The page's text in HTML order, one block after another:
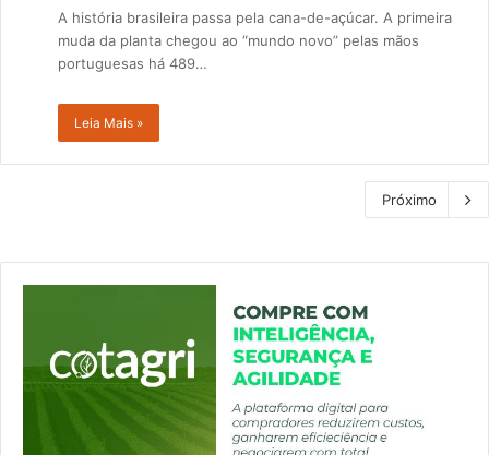
A história brasileira passa pela cana-de-açúcar. A primeira
muda da planta chegou ao “mundo novo” pelas mãos
portuguesas há 489…
Leia Mais »
Próximo